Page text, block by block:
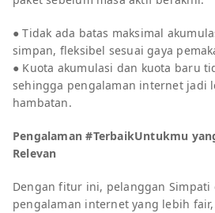
● Tidak ada batas maksimal
simpan, fleksibel sesuai gaya
● Kuota akumulasi dan kuota baru
sehingga pengalaman internet jadi
hambatan.
Pengalaman #TerbaikUntukmu
Relevan
Dengan fitur ini, pelanggan Simpati
pengalaman internet yang lebih